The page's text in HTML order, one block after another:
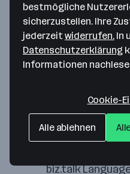
Bitte stimme
Richtlinien
biz.talk
bestmögliche
sicherzustellen. Ihre
jederzeitwiderrufen. In
Datenschutzerklärung
Informationen
Cookie-
Alle ablehnen